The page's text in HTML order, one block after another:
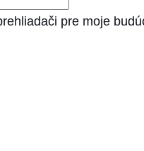
pre moje